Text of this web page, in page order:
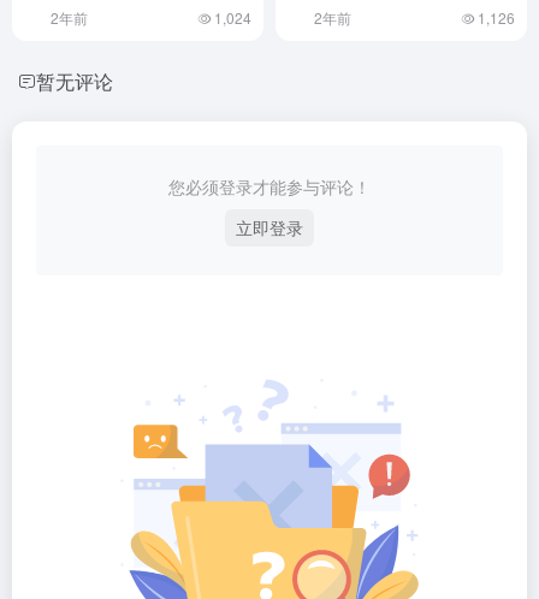
2年前 1,024 2年前 1,126
暂无评论
您必须登录才能参与评论！
立即登录